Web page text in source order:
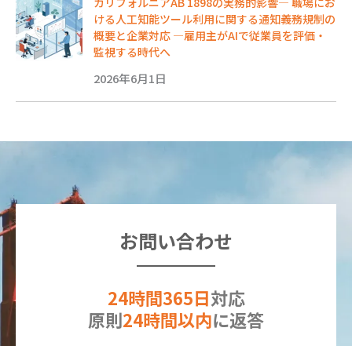
ける人工知能ツール利用に関する通知義務規制の
概要と企業対応 ―雇用主がAIで従業員を評価・
監視する時代へ
2026年6月1日
お問い合わせ
24時間365日対応
原則24時間以内に返答